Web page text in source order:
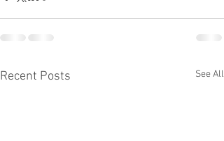
Recent Posts See All